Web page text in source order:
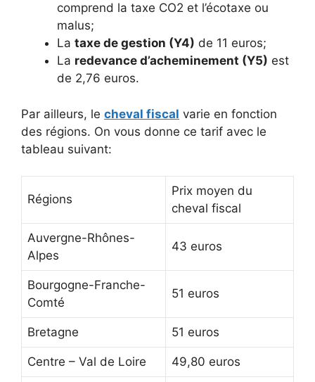
comprend la taxe CO2 et l’écotaxe ou
malus;
La taxe de gestion (Y4) de 11 euros;
La redevance d’acheminement (Y5) est
de 2,76 euros.
Par ailleurs, le cheval fiscal varie en fonction
des régions. On vous donne ce tarif avec le
tableau suivant:
Régions
Prix moyen du
cheval fiscal
Auvergne-Rhônes-
Alpes
43 euros
Bourgogne-Franche-
Comté
51 euros
Bretagne 51 euros
Centre – Val de Loire 49,80 euros